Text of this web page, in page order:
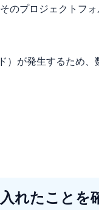
のプロジェクトフ
）が発生するため
れたことを